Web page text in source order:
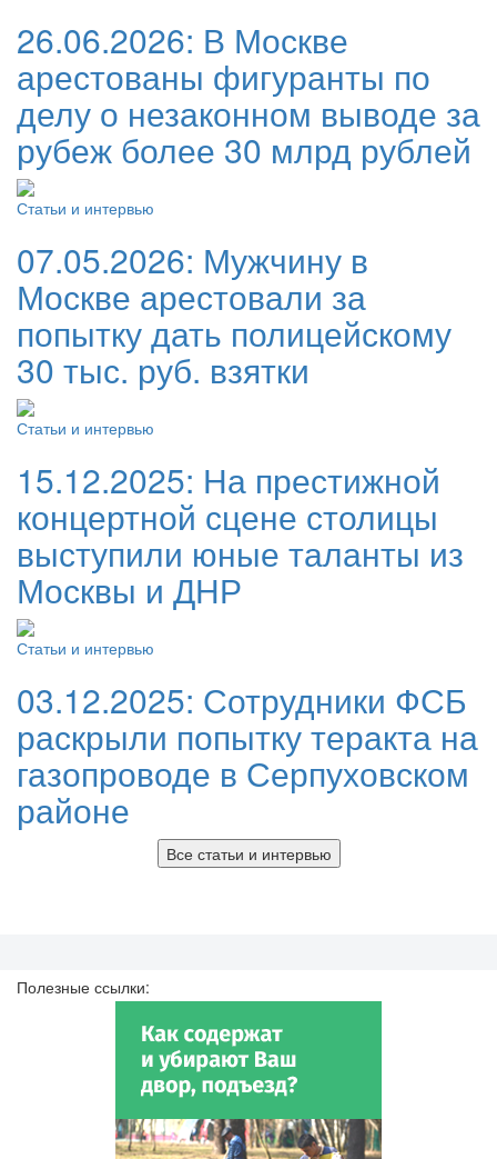
26.06.2026: В Москве
арестованы фигуранты по
делу о незаконном выводе за
рубеж более 30 млрд рублей
Статьи и интервью
07.05.2026: Мужчину в
Москве арестовали за
попытку дать полицейскому
30 тыс. руб. взятки
Статьи и интервью
15.12.2025: На престижной
концертной сцене столицы
выступили юные таланты из
Москвы и ДНР
Статьи и интервью
03.12.2025: Сотрудники ФСБ
раскрыли попытку теракта на
газопроводе в Серпуховском
районе
Все статьи и интервью
Полезные ссылки: